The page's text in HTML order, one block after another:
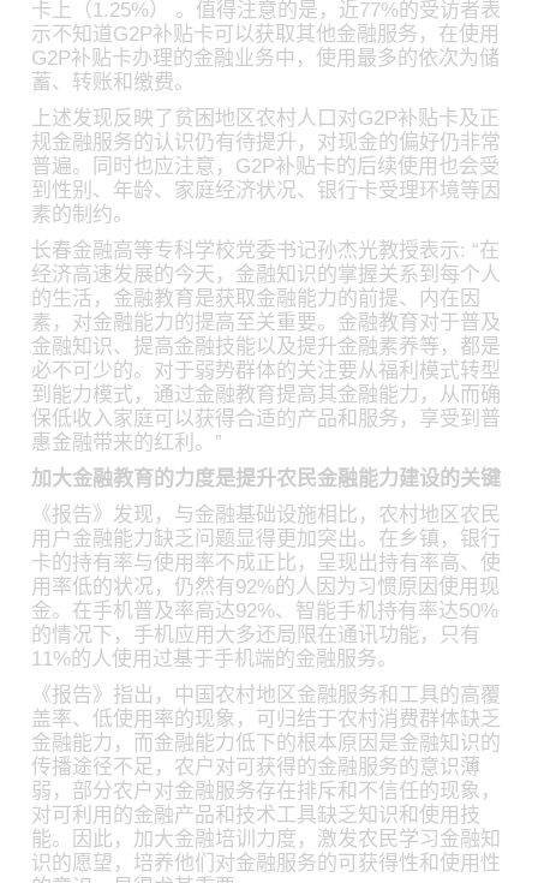
卡上（1.25%） 。值得注意的是，近77%的受访者表
示不知道G2P补贴卡可以获取其他金融服务，在使用
G2P补贴卡办理的金融业务中，使用最多的依次为储
蓄、转账和缴费。
上述发现反映了贫困地区农村人口对G2P补贴卡及正
规金融服务的认识仍有待提升，对现金的偏好仍非常
普遍。同时也应注意，G2P补贴卡的后续使用也会受
到性别、年龄、家庭经济状况、银行卡受理环境等因
素的制约。
长春金融高等专科学校党委书记孙杰光教授表示: “在
经济高速发展的今天，金融知识的掌握关系到每个人
的生活，金融教育是获取金融能力的前提、内在因
素，对金融能力的提高至关重要。金融教育对于普及
金融知识、提高金融技能以及提升金融素养等，都是
必不可少的。对于弱势群体的关注要从福利模式转型
到能力模式，通过金融教育提高其金融能力，从而确
保低收入家庭可以获得合适的产品和服务，享受到普
惠金融带来的红利。”
加大金融教育的力度是提升农民金融能力建设的关键
《报告》发现，与金融基础设施相比，农村地区农民
用户金融能力缺乏问题显得更加突出。在乡镇，银行
卡的持有率与使用率不成正比，呈现出持有率高、使
用率低的状况，仍然有92%的人因为习惯原因使用现
金。在手机普及率高达92%、智能手机持有率达50%
的情况下，手机应用大多还局限在通讯功能，只有
11%的人使用过基于手机端的金融服务。
《报告》指出，中国农村地区金融服务和工具的高覆
盖率、低使用率的现象，可归结于农村消费群体缺乏
金融能力，而金融能力低下的根本原因是金融知识的
传播途径不足，农户对可获得的金融服务的意识薄
弱，部分农户对金融服务存在排斥和不信任的现象，
对可利用的金融产品和技术工具缺乏知识和使用技
能。因此，加大金融培训力度，激发农民学习金融知
识的愿望，培养他们对金融服务的可获得性和使用性